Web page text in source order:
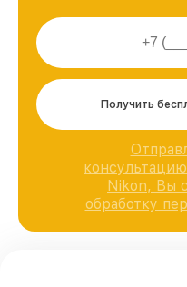
Получить
Nikon, Вы
обработку